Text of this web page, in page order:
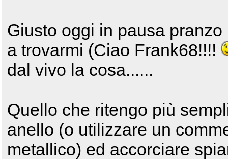
Giusto oggi in pausa
a trovarmi (Ciao Frank68!!!!
dal vivo la cosa......
Quello che ritengo più
anello (o utilizzare un
metallico) ed accorciare